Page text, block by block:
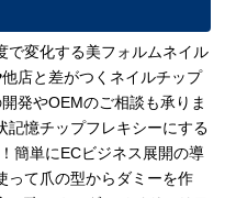
で変化する美フォルムネイル
店と差がつくネイルチップ
発やOEMのご相談も承りま
記憶チップフレキシーにする
簡単にECビジネス展開の導
って爪の型からダミーを作